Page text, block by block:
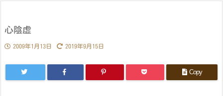
心陰虚
2009年1月13日 2019年9月15日
Copy